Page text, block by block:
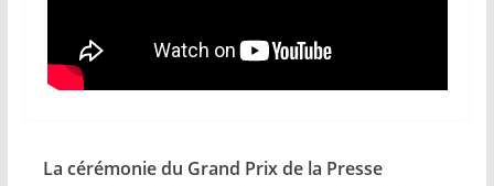
La cérémonie du Grand Prix de la Presse